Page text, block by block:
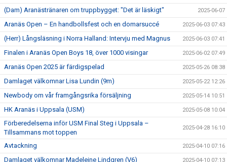
(Dam) Aranästränaren om truppbygget: "Det är läskigt" 2025-06-07
Aranäs Open – En handbollsfest och en domarsuccé 2025-06-03 07:43
(Herr) Långsläsning i Norra Halland: Intervju med Magnus 2025-06-03 07:41
Finalen i Aranäs Open Boys 18, över 1000 visingar 2025-06-02 07:49
Aranäs Open 2025 är färdigspelad 2025-05-26 08:38
Damlaget välkomnar Lisa Lundin (9m) 2025-05-22 12:26
Newbody om vår framgångsrika försäljning 2025-05-14 10:51
HK Aranäs i Uppsala (USM) 2025-05-08 10:04
Förberedelserna inför USM Final Steg i Uppsala –
Tillsammans mot toppen
2025-04-28 16:10
Avtackning 2025-04-10 07:16
Damlaget välkomnar Madeleine Lindgren (V6) 2025-04-10 07:13